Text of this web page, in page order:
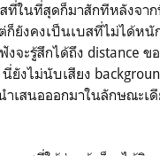
ที่ในที่สุดก็มาสักทีหลังจา
ก็ยังคงเป็นเบสที่ไม่ได้หนั
งจะรู้สึกได้ถึง distance ข
ยังไม่นับเสียง
ำเสนอออกมาในลักษณะเ